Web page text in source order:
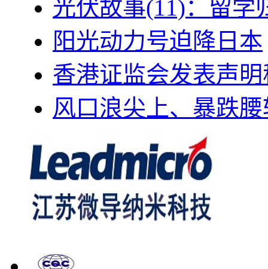
光伏故事(11)：留学
阳光动力号迫降日本
香港证监会发表声
风口浪尖上、暴跌